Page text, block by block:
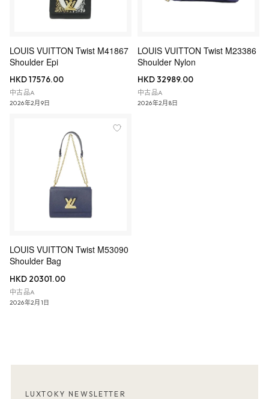
LOUIS VUITTON Twist M41867
Shoulder Epi
HKD 17576.00
中古品A
2026年2月9日
LOUIS VUITTON Twist M23386
Shoulder Nylon
HKD 32989.00
中古品A
2026年2月8日
LOUIS VUITTON Twist M53090
Shoulder Bag
HKD 20301.00
中古品A
2026年2月1日
LUXTOKY NEWSLETTER